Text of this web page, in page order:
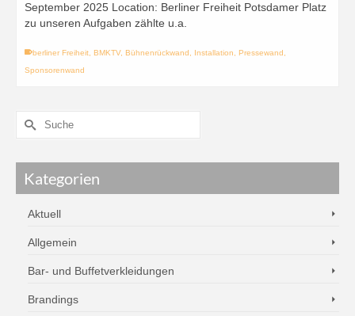
September 2025 Location: Berliner Freiheit Potsdamer Platz
zu unseren Aufgaben zählte u.a.
berliner Freiheit BMKTV, Bühnenrückwand Installation Pressewand
Sponsorenwand
Kategorien
Aktuell
Allgemein
Bar- und Buffetverkleidungen
Brandings